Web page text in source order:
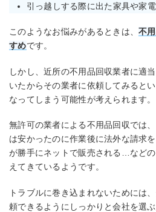
引っ越しする際に出た家具や家
このようなお悩みがあるときは、不
すめです。
しかし、近所の不用品回収業者に適
いたからその業者に依頼してみると
なってしまう可能性が考えられます。
無許可の業者による不用品回収では
は安かったのに作業後に法外な請求
が勝手にネットで販売される…など
えてきているようです。
トラブルに巻き込まれないためには
頼できるようにしっかりと会社を選ぶ